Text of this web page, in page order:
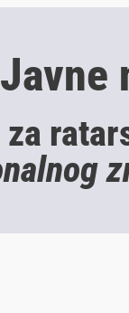
Javne